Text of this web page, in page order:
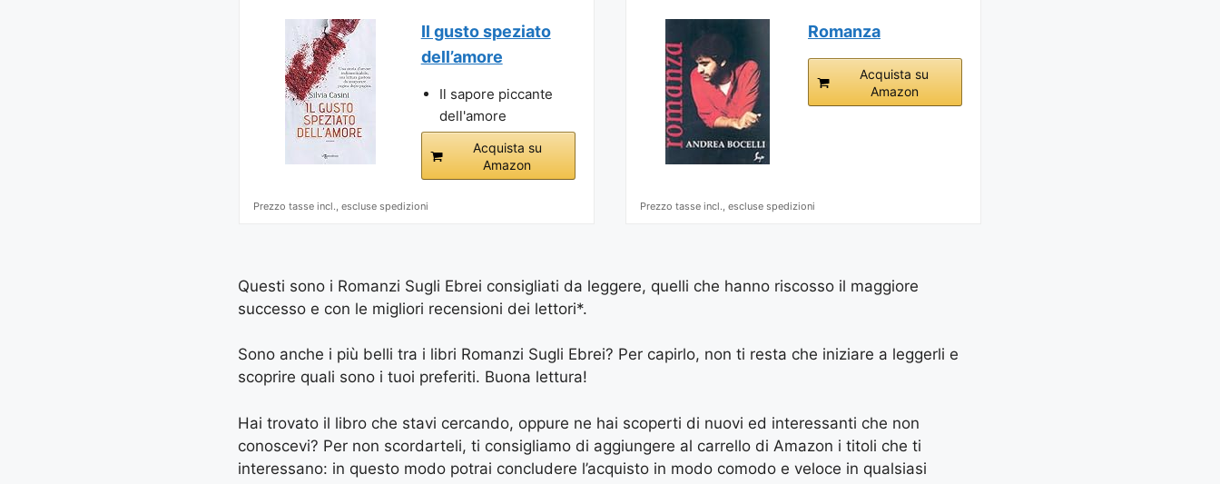
Il gusto speziato
dell’amore
Il sapore piccante
dell'amore
Acquista su
Amazon
Prezzo tasse incl., escluse spedizioni
Romanza
Acquista su
Amazon
Prezzo tasse incl., escluse spedizioni
Questi sono i Romanzi Sugli Ebrei consigliati da leggere, quelli che hanno riscosso il maggiore
successo e con le migliori recensioni dei lettori*.
Sono anche i più belli tra i libri Romanzi Sugli Ebrei? Per capirlo, non ti resta che iniziare a leggerli e
scoprire quali sono i tuoi preferiti. Buona lettura!
Hai trovato il libro che stavi cercando, oppure ne hai scoperti di nuovi ed interessanti che non
conoscevi? Per non scordarteli, ti consigliamo di aggiungere al carrello di Amazon i titoli che ti
interessano: in questo modo potrai concludere l’acquisto in modo comodo e veloce in qualsiasi